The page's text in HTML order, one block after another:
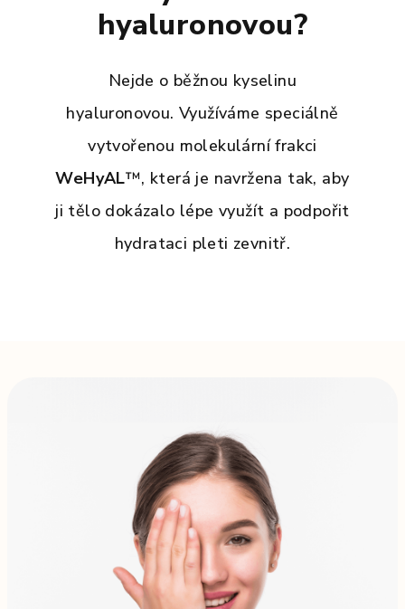
hyaluronovou?
Nejde o běžnou kyselinu
hyaluronovou. Využíváme speciálně
vytvořenou molekulární frakci
WeHyAL™, která je navržena tak, aby
ji tělo dokázalo lépe využít a podpořit
hydrataci pleti zevnitř.